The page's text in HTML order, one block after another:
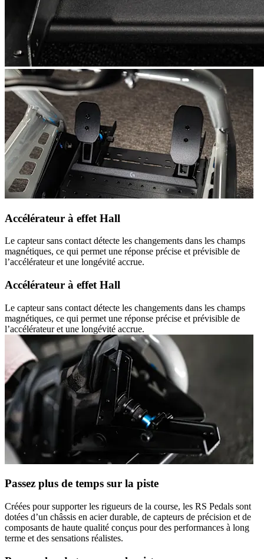
Accélérateur à effet Hall
Le capteur sans contact détecte les changements dans les champs
magnétiques, ce qui permet une réponse précise et prévisible de
l’accélérateur et une longévité accrue.
Accélérateur à effet Hall
Le capteur sans contact détecte les changements dans les champs
magnétiques, ce qui permet une réponse précise et prévisible de
l’accélérateur et une longévité accrue.
Passez plus de temps sur la piste
Créées pour supporter les rigueurs de la course, les RS Pedals sont
dotées d’un châssis en acier durable, de capteurs de précision et de
composants de haute qualité conçus pour des performances à long
terme et des sensations réalistes.